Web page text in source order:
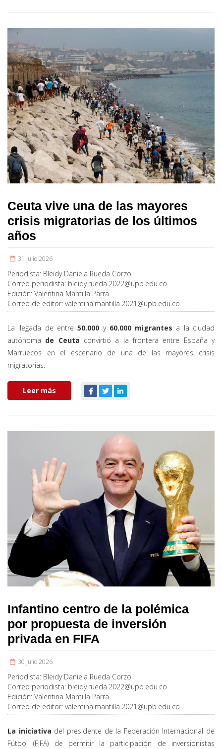
Ceuta vive una de las mayores
crisis migratorias de los últimos
años
31 Julio 2026
Periodista: Bleidy Daniela Rueda Corzo
Correo periodista: bleidy.rueda.2022@upb.edu.co
Edición: Valentina Mantilla Parra
Correo de editor: valentina.mantilla.2021@upb.edu.co
La llegada de entre50.000 y 60.000 migrantes a la ciudad
autónoma de Ceuta convirtió a la frontera entre España y
Marruecos en el escenario de una de las mayores crisis
migratorias.
Leer más
Infantino centro de la polémica
por propuesta de inversión
privada en FIFA
30 Julio 2026
Periodista: Bleidy Daniela Rueda Corzo
Correo periodista: bleidy.rueda.2022@upb.edu.co
Edición: Valentina Mantilla Parra
Correo de editor: valentina.mantilla.2021@upb.edu.co
La iniciativa del presidente de la Federación Internacional de
Fútbol (FIFA) de permitir la participación de inversionistas